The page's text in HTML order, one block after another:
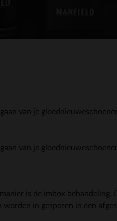
van je gloednieuwe
van je gloednieuwe
manier is de imbox
worden in gespoten in een